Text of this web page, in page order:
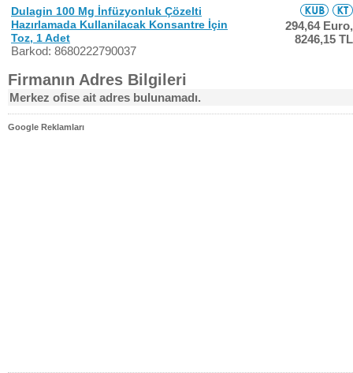
Dulagin 100 Mg İnfüzyonluk Çözelti
Hazırlamada Kullanilacak Konsantre İçin
Toz, 1 Adet
Barkod: 8680222790037
294,64 Euro,
8246,15 TL
Firmanın Adres Bilgileri
Merkez ofise ait adres bulunamadı.
Google Reklamları